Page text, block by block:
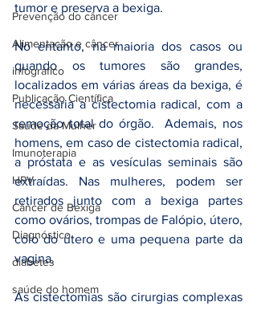
Prevenção do câncer
Alimentação e câncer
infográfico
Publicação Científica
Saúde da Mulher
Imunoterapia
HPV
Câncer de Bexiga
Diagnóstico
diabetes
saúde do homem
tumor e preserva a bexiga.
No entanto, na maioria dos casos ou
quando os tumores são grandes,
localizados em várias áreas da bexiga, é
necessária a cistectomia radical, com a
remoção total do órgão.  Ademais, nos
homens, em caso de cistectomia radical,
a próstata e as vesículas seminais são
extraídas. Nas mulheres, podem ser
retirados junto com a bexiga partes
como ovários, trompas de Falópio, útero,
colo do útero e uma pequena parte da
vagina.
As cistectomias são cirurgias complexas